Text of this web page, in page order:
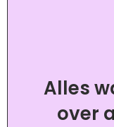
Alles
over